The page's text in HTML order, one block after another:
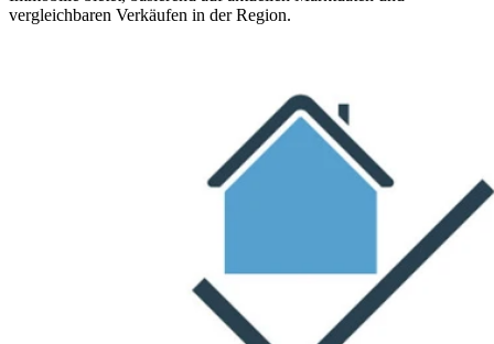
vergleichbaren Verkäufen in der Region.